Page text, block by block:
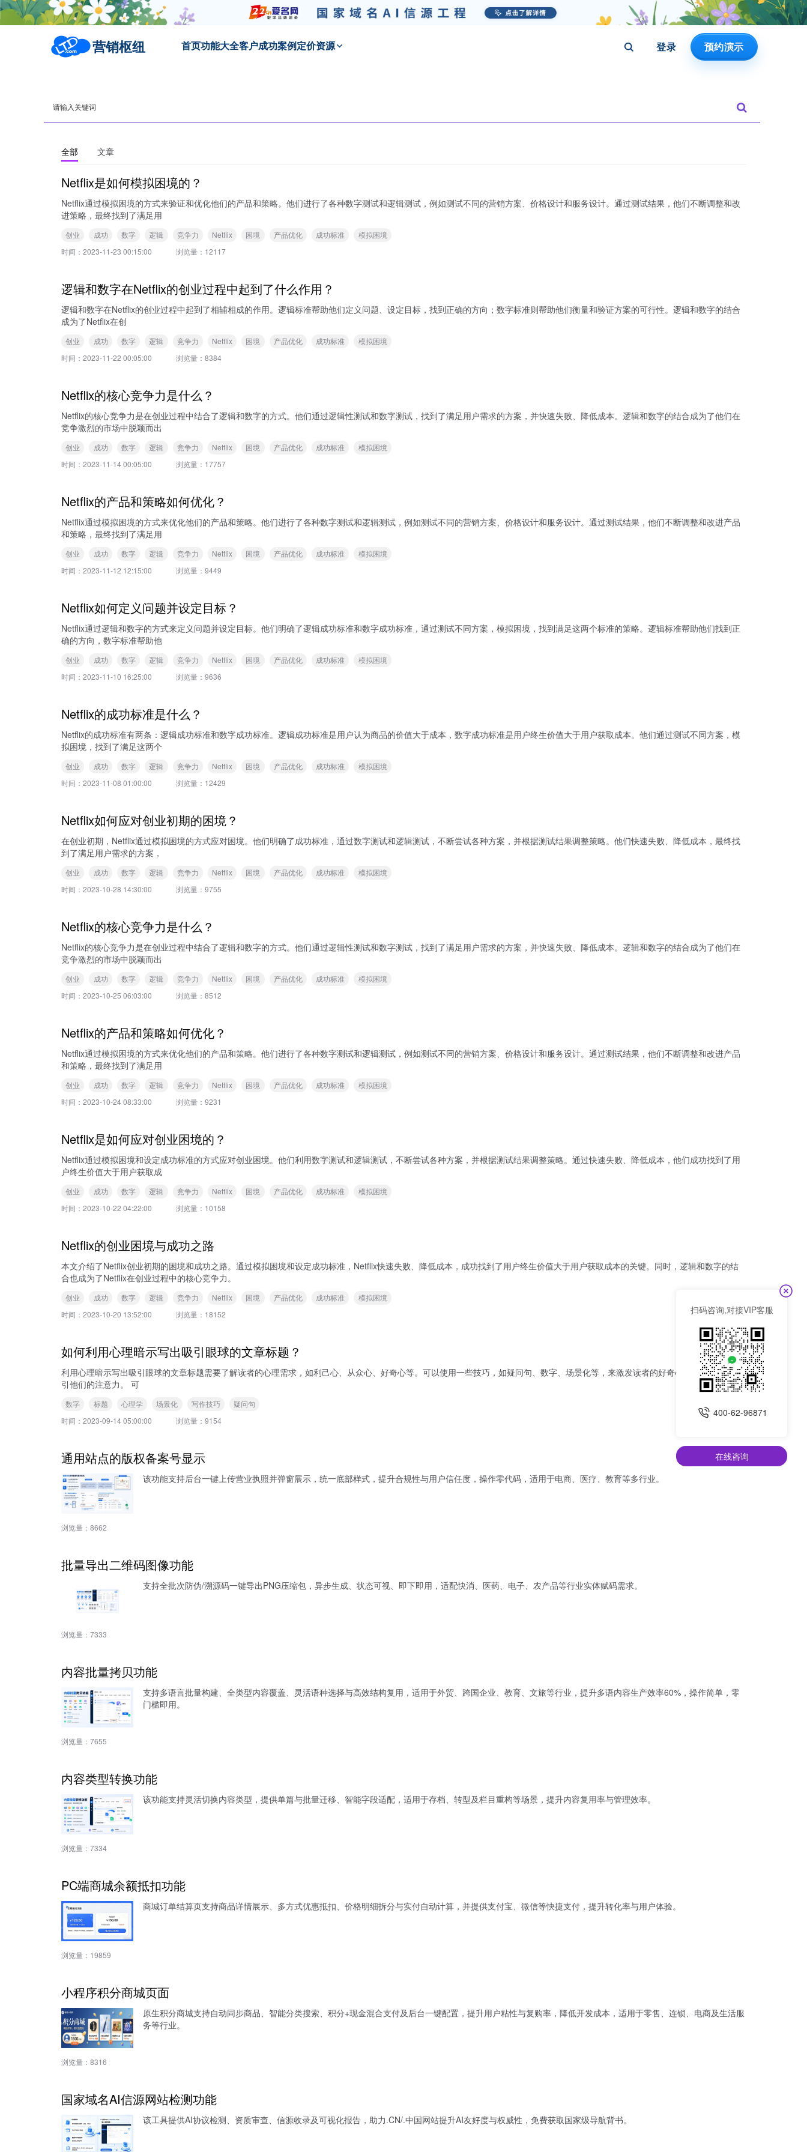
营销枢纽 首页功能大全客户成功案例 定价资源 登录 预约演示
全部 文章
Netflix是如何模拟困境的？
Netflix通过模拟困境的方式来验证和优化他们的产品和策略。他们进行了各种数字测试和逻辑测试，例如测试不同的营销方案、价格设计和服务设计。通过测试结果，他们不断调整和改
进策略，最终找到了满足用
创业 成功 数字 逻辑 竞争力 Netflix 困境 产品优化 成功标准
模拟困境
时间： 2023-11-23 00:15:00 浏览量： 12117
逻辑和数字在Netflix的创业过程中起到了什么作用？
逻辑和数字在Netflix的创业过程中起到了相辅相成的作用。逻辑标准帮助他们定义问题、设定目标，找到正确的方向；数字标准则帮助他们衡量和验证方案的可行性。逻辑和数字的结合
成为了Netflix在创
创业 成功 数字 逻辑 竞争力 Netflix 困境 产品优化 成功标准
模拟困境
时间： 2023-11-22 00:05:00 浏览量： 8384
Netflix的核心竞争力是什么？
Netflix的核心竞争力是在创业过程中结合了逻辑和数字的方式。他们通过逻辑性测试和数字测试，找到了满足用户需求的方案，并快速失败、降低成本。逻辑和数字的结合成为了他们在
竞争激烈的市场中脱颖而出
创业 成功 数字 逻辑 竞争力 Netflix 困境 产品优化 成功标准
模拟困境
时间： 2023-11-14 00:05:00 浏览量： 17757
Netflix的产品和策略如何优化？
Netflix通过模拟困境的方式来优化他们的产品和策略。他们进行了各种数字测试和逻辑测试，例如测试不同的营销方案、价格设计和服务设计。通过测试结果，他们不断调整和改进产品
和策略，最终找到了满足用
创业 成功 数字 逻辑 竞争力 Netflix 困境 产品优化 成功标准
模拟困境
时间： 2023-11-12 12:15:00 浏览量： 9449
Netflix如何定义问题并设定目标？
Netflix通过逻辑和数字的方式来定义问题并设定目标。他们明确了逻辑成功标准和数字成功标准，通过测试不同方案，模拟困境，找到满足这两个标准的策略。逻辑标准帮助他们找到正
确的方向，数字标准帮助他
创业 成功 数字 逻辑 竞争力 Netflix 困境 产品优化 成功标准
模拟困境
时间： 2023-11-10 16:25:00 浏览量： 9636
Netflix的成功标准是什么？
Netflix的成功标准有两条：逻辑成功标准和数字成功标准。逻辑成功标准是用户认为商品的价值大于成本，数字成功标准是用户终生价值大于用户获取成本。他们通过测试不同方案，模
拟困境，找到了满足这两个
创业 成功 数字 逻辑 竞争力 Netflix 困境 产品优化 成功标准
模拟困境
时间： 2023-11-08 01:00:00 浏览量： 12429
Netflix如何应对创业初期的困境？
在创业初期，Netflix通过模拟困境的方式应对困境。他们明确了成功标准，通过数字测试和逻辑测试，不断尝试各种方案，并根据测试结果调整策略。他们快速失败、降低成本，最终找
到了满足用户需求的方案，
创业 成功 数字 逻辑 竞争力 Netflix 困境 产品优化 成功标准
模拟困境
时间： 2023-10-28 14:30:00 浏览量： 9755
Netflix的核心竞争力是什么？
Netflix的核心竞争力是在创业过程中结合了逻辑和数字的方式。他们通过逻辑性测试和数字测试，找到了满足用户需求的方案，并快速失败、降低成本。逻辑和数字的结合成为了他们在
竞争激烈的市场中脱颖而出
创业 成功 数字 逻辑 竞争力 Netflix 困境 产品优化 成功标准
模拟困境
时间： 2023-10-25 06:03:00 浏览量： 8512
Netflix的产品和策略如何优化？
Netflix通过模拟困境的方式来优化他们的产品和策略。他们进行了各种数字测试和逻辑测试，例如测试不同的营销方案、价格设计和服务设计。通过测试结果，他们不断调整和改进产品
和策略，最终找到了满足用
创业 成功 数字 逻辑 竞争力 Netflix 困境 产品优化 成功标准
模拟困境
时间： 2023-10-24 08:33:00 浏览量： 9231
Netflix是如何应对创业困境的？
Netflix通过模拟困境和设定成功标准的方式应对创业困境。他们利用数字测试和逻辑测试，不断尝试各种方案，并根据测试结果调整策略。通过快速失败、降低成本，他们成功找到了用
户终生价值大于用户获取成
创业 成功 数字 逻辑 竞争力 Netflix 困境 产品优化 成功标准
模拟困境
时间： 2023-10-22 04:22:00 浏览量： 10158
Netflix的创业困境与成功之路
本文介绍了Netflix创业初期的困境和成功之路。通过模拟困境和设定成功标准，Netflix快速失败、降低成本，成功找到了用户终生价值大于用户获取成本的关键。同时，逻辑和数字的结
合也成为了Netflix在创业过程中的核心竞争力。
创业 成功 数字 逻辑 竞争力 Netflix 困境 产品优化 成功标准
模拟困境
时间： 2023-10-20 13:52:00 浏览量： 18152
如何利用心理暗示写出吸引眼球的文章标题？
利用心理暗示写出吸引眼球的文章标题需要了解读者的心理需求，如利己心、从众心、好奇心等。可以使用一些技巧，如疑问句、数字、场景化等，来激发读者的好奇心和兴趣，从而吸
引他们的注意力。 可
数字 标题 心理学 场景化 写作技巧
疑问句
时间： 2023-09-14 05:00:00 浏览量： 9154
通用站点的版权备案号显示
该功能支持后台一键上传营业执照并弹窗展示，统一底部样式，提升合规性与用户信任度，操作零代码，适用于电商、医疗、教育等多行业。
浏览量： 8662
批量导出二维码图像功能
支持全批次防伪/溯源码一键导出PNG压缩包，异步生成、状态可视、即下即用，适配快消、医药、电子、农产品等行业实体赋码需求。
浏览量： 7333
内容批量拷贝功能
支持多语言批量构建、全类型内容覆盖、灵活语种选择与高效结构复用，适用于外贸、跨国企业、教育、文旅等行业，提升多语内容生产效率60%，操作简单，零
门槛即用。
浏览量： 7655
内容类型转换功能
该功能支持灵活切换内容类型，提供单篇与批量迁移、智能字段适配，适用于存档、转型及栏目重构等场景，提升内容复用率与管理效率。
浏览量： 7334
PC端商城余额抵扣功能
商城订单结算页支持商品详情展示、多方式优惠抵扣、价格明细拆分与实付自动计算，并提供支付宝、微信等快捷支付，提升转化率与用户体验。
浏览量： 19859
小程序积分商城页面
原生积分商城支持自动同步商品、智能分类搜索、积分+现金混合支付及后台一键配置，提升用户粘性与复购率，降低开发成本，适用于零售、连锁、电商及生活服
务等行业。
浏览量： 8316
国家域名AI信源网站检测功能
该工具提供AI协议检测、资质审查、信源收录及可视化报告，助力.CN/.中国网站提升AI友好度与权威性，免费获取国家级导航背书。
扫码咨询,对接VIP客服
400-62-96871
在线咨询